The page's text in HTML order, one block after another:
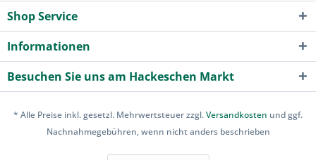
Shop Service
Informationen
Besuchen Sie uns am Hackeschen Markt
* Alle Preise inkl. gesetzl. Mehrwertsteuer zzgl.Versandkosten und ggf.
Nachnahmegebühren, wenn nicht anders beschrieben